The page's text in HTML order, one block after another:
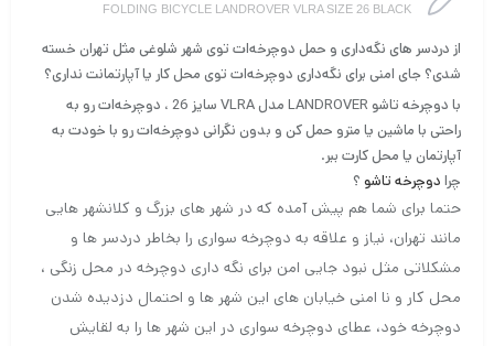
FOLDING BICYCLE LANDROVER VLRA SIZE 26 BLACK
از دردسر های نگه‌داری و حمل دوچرخه‌ات توی شهر شلوغی مثل تهران خسته
شدی؟ جای امنی برای نگه‌داری دوچرخه‌ات توی محل کار یا آپارتمانت نداری؟
با دوچرخه تاشو LANDROVER مدل VLRA سایز 26 ، دوچرخه‌ات رو به
راحتی با ماشین یا مترو حمل کن و بدون نگرانی دوچرخه‌ات رو با خودت به
آپارتمان یا محل کارت ببر.
چرا دوچرخه تاشو ؟
حتما برای شما هم پیش آمده که در شهر های بزرگ و کلانشهر هایی
مانند تهران، نیاز و علاقه به دوچرخه سواری را بخاطر دردسر ها و
مشکلاتی مثل نبود جایی امن برای نگه داری دوچرخه در محل زنگی ،
محل کار و نا امنی خیابان های این شهر ها و احتمال دزدیده شدن
دوچرخه خود، عطای دوچرخه سواری در این شهر ها را به لقایش